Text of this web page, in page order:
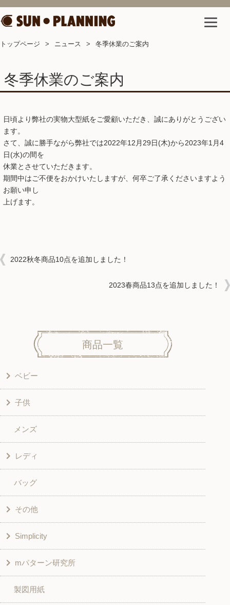
トップページ ニュース 冬季休業のご案内
冬季休業のご案内
日頃より弊社の実物大型紙をご愛顧いただき、誠にありがとうござい
ます。
さて、誠に勝手ながら弊社では2022年12月29日(木)から2023年1月4
日(水)の間を
休業とさせていただきます。
期間中はご不便をおかけいたしますが、何卒ご了承くださいますよう
お願い申し
上げます。
2022秋冬商品10点を追加しました！
2023春商品13点を追加しました！
商品一覧
ベビー
洋服
和風衣類
グッズ
子供
ワンピース
シャツ・ブラウス
スカート・パンツ
和風衣類
入園入学グッズ
その他
メンズ
レディ
シャツ・ブラウス
チュニック
ワンピース
ベスト・ジャケット・コート
スカート
バッグ
その他
学校家庭科教材用
その他
Simplicity
こども＆ベビー
ボトムス
mパターン研究所
子供服
製図用紙